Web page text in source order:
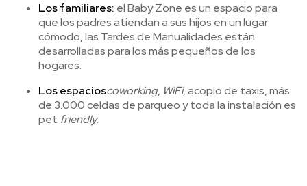
Los familiares: el Baby Zone es un espacio para
que los padres atiendan a sus hijos en un lugar
cómodo, las Tardes de Manualidades están
desarrolladas para los más pequeños de los
hogares.
Los espacioscoworking, WiFi, acopio de taxis, más
de 3.000 celdas de parqueo y toda la instalación es
pet friendly.